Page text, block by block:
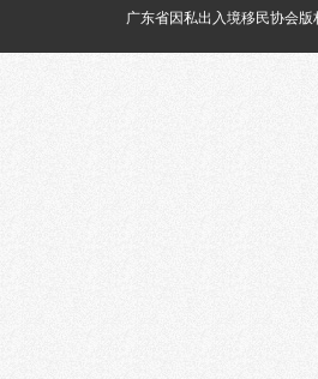
广东省因私出入境移民协会